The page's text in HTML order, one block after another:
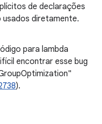
de declarações
usados diretamente.
para lambda
encontrar esse bug
).